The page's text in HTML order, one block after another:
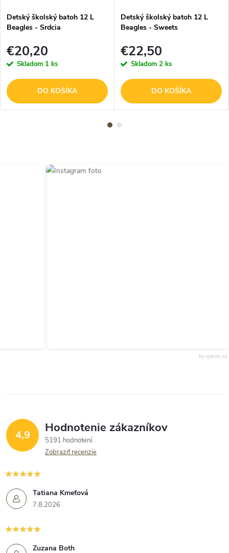
Detský školský batoh 12 L
Beagles - Srdcia
€20,20
Skladom 1 ks
DO KOŠÍKA
Detský školský batoh 12 L
Beagles - Sweets
€22,50
Skladom 2 ks
DO KOŠÍKA
by qeron.cz
4,9 Hodnotenie zákazníkov
5191 hodnotení
Zobraziť recenzie
Tatiana Kmeťová
7.8.2026
Zuzana Both